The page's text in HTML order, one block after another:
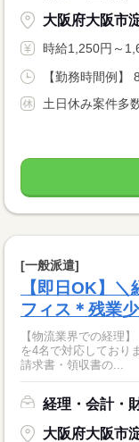
大阪府大阪市
時給1,250円～
【勤務時間例】
土日休み案件多
[一般派遣]
【即日OK】
フィス＊残業
【物流業界での経理
を4名で対応しており
請求書・領収書の...
経理・会計・
大阪府大阪市